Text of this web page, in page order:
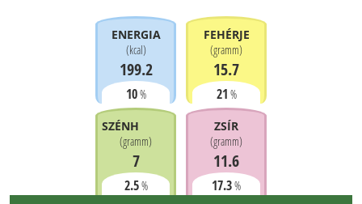
ENERGIA
(kcal)
199.2
10%
FEHÉRJE
(gramm)
15.7
21 %
SZÉNHIDRÁT
(gramm)
7
2.5%
ZSÍR
(gramm)
11.6
17.3%